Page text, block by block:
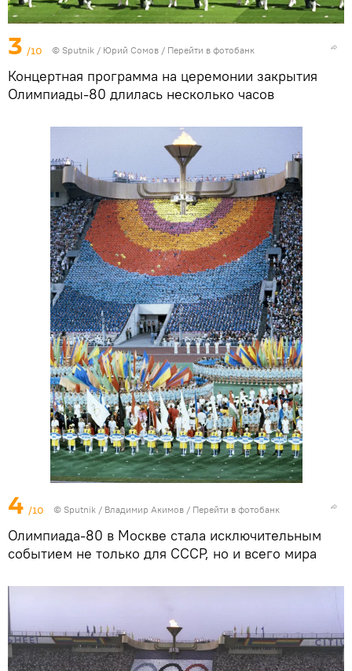
3 /10 © Sputnik / Юрий Сомов / Перейти в фотобанк
Концертная программа на церемонии закрытия
Олимпиады-80 длилась несколько часов
4 /10 © Sputnik / Владимир Акимов / Перейти в фотобанк
Олимпиада-80 в Москве стала исключительным
событием не только для СССР, но и всего мира